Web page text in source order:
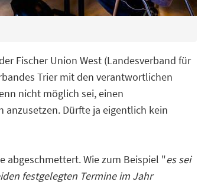
Fischer Union West (Landesverband für
Trier mit den verantwortlichen
nicht möglich sei, einen
Dürfte ja eigentlich kein
abgeschmettert. Wie zum Beispiel "es sei
festgelegten Termine im Jahr